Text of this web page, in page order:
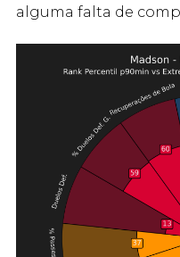
alguma falta de